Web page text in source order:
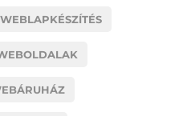
WEBLAPKÉSZÍTÉS